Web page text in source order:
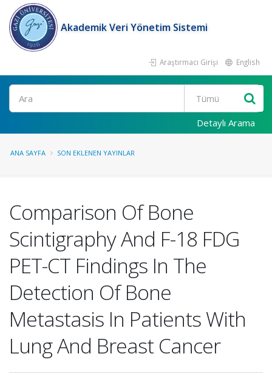
Akademik Veri Yönetim Sistemi
Araştırmacı Girişi English
Ara
Detaylı Arama
ANA SAYFA SON EKLENEN YAYINLAR
Comparison Of Bone
Scintigraphy And F-18 FDG
PET-CT Findings In The
Detection Of Bone
Metastasis In Patients With
Lung And Breast Cancer